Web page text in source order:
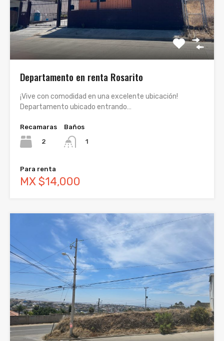
Departamento en renta Rosarito
¡Vive con comodidad en una excelente ubicación!
Departamento ubicado entrando…
Recamaras
2
Baños
1
Para renta
MX $14,000